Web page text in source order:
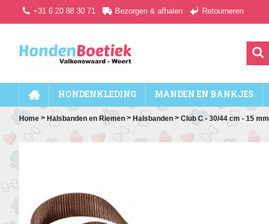
+31 6 20 88 30 71 Bezorgen & afhalen Retourneren
HONDENKLEDING MANDEN EN BANKJES
Home > Halsbanden en Riemen > Halsbanden > Club C - 30/44 cm - 15 mm